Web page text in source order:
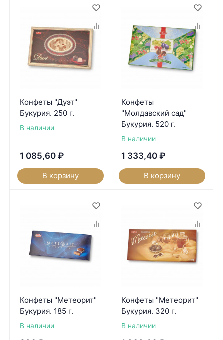
Конфеты "Дуэт"
Букурия. 250 г.
В наличии
1 085,60 ₽
В корзину
Конфеты
"Молдавский сад"
Букурия. 520 г.
В наличии
1 333,40 ₽
В корзину
Конфеты "Метеорит"
Букурия. 185 г.
В наличии
Конфеты "Метеорит"
Букурия. 320 г.
В наличии